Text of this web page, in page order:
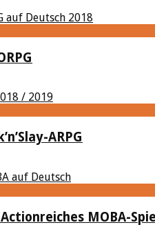
ARPG
MOBA-